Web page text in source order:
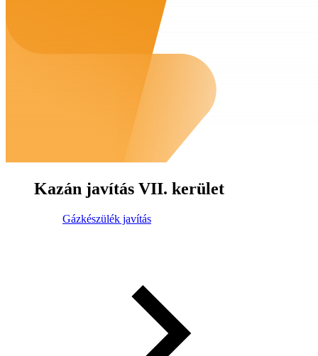
Kazán javítás VII. kerület
Gázkészülék javítás